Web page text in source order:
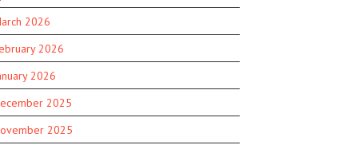
2026
2026
2026
2025
2025